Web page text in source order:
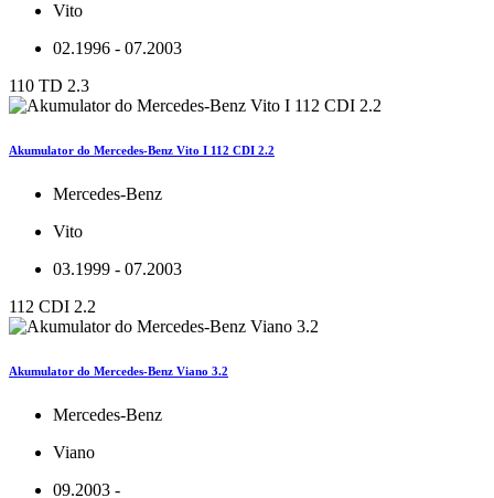
Vito
02.1996 - 07.2003
110 TD 2.3
Akumulator do Mercedes-Benz Vito I 112 CDI 2.2
Mercedes-Benz
Vito
03.1999 - 07.2003
112 CDI 2.2
Akumulator do Mercedes-Benz Viano 3.2
Mercedes-Benz
Viano
09.2003 -